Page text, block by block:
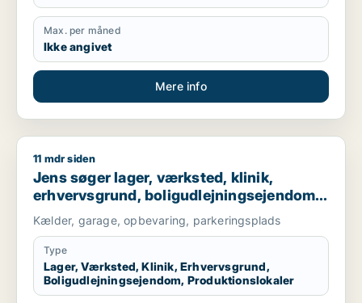
Max. per måned
Ikke angivet
Mere info
Jens søger lager, værksted, klinik, erhvervsgrund,
11 mdr siden
Jens søger lager, værksted, klinik,
erhvervsgrund, boligudlejningsejendom
eller produktionslokaler til salg i
København K, Vesterbro eller
Frederiksberg m.fl.
Kælder, garage, opbevaring, parkeringsplads
Type
Lager, Værksted, Klinik, Erhvervsgrund,
Boligudlejningsejendom, Produktionslokaler